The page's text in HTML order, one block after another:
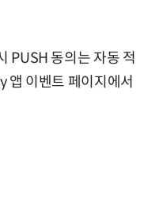
PUSH 동의는 자동 적
앱 이벤트 페이지에서